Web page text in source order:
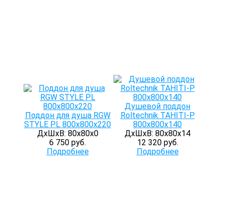
Поддон для душа RGW
STYLE PL 800х800х220
ДхШхВ: 80х80х0
6 750 руб.
Подробнее
Душевой поддон
Roltechnik TAHITI-P
800х800х140
ДхШхВ: 80х80х14
12 320 руб.
Подробнее